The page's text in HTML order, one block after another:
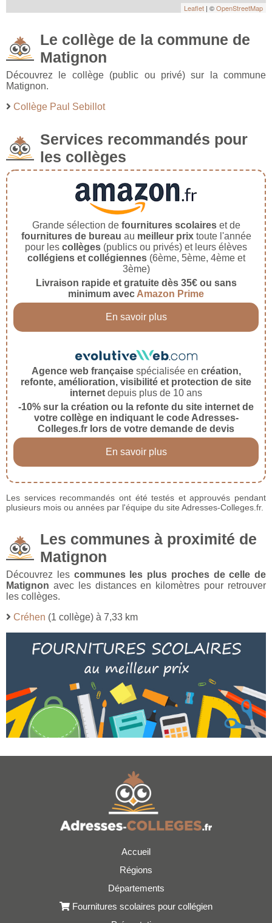
Leaflet | ©OpenStreetMap
Le collège de la commune de
Matignon
Découvrez le collège (public ou privé) sur la commune
Matignon.
Collège Paul Sebillot
Services recommandés pour
les collèges
Grande sélection de fournitures scolaireset de
fournitures de bureau au meilleur prixtoute l'année
pour les collèges (publics ou privés) et leurs élèves
collégiens et collégiennes(6ème, 5ème, 4ème et
3ème)
Livraison rapide et gratuite dès 35€ ou sans
minimum avec Amazon Prime
En savoir plus
Agence web françaisespécialisée en création,
refonte, amélioration, visibilité et protection de site
internet depuis plus de 10 ans
-10% sur la création ou la refonte du site internet de
votre collège en indiquant le code Adresses-
Colleges.fr lors de votre demande de devis
En savoir plus
Les services recommandés ont été testés et approuvés pendant
plusieurs mois ou années par l'équipe du site Adresses-Colleges.fr.
Les communes à proximité de
Matignon
Découvrez les communes les plus proches de celle de
Matignon avec les distances en kilomètres pour retrouver
les collèges.
Créhen (1 collège) à 7,33 km
Accueil
Régions
Départements
Fournitures scolaires pour collégien